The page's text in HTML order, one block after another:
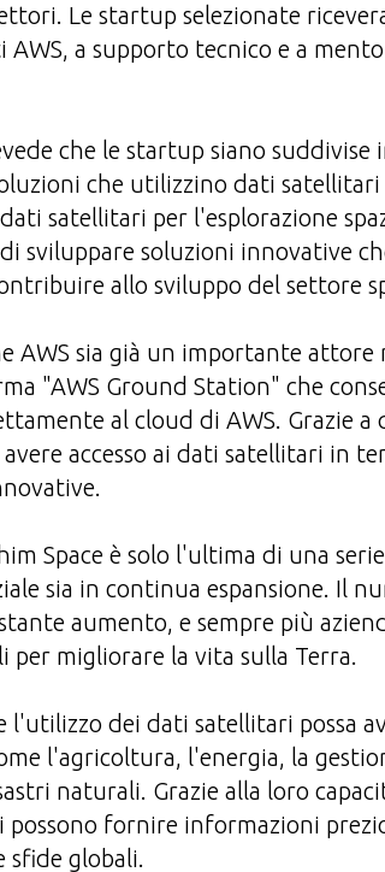
Le startup selezionate
AWS, a supporto tecnico e a
che le startup siano suddivise
che utilizzino dati satellitari
satellitari per l'esplorazione
sviluppare soluzioni innovative
allo sviluppo del settore
AWS sia già un importante attore
"AWS Ground Station" che
al cloud di AWS. Grazie a
accesso ai dati satellitari in
Space è solo l'ultima di una
sia in continua espansione. Il
aumento, e sempre più
per migliorare la vita sulla Terra.
l'utilizzo dei dati satellitari possa
l'agricoltura, l'energia, la
naturali. Grazie alla loro
fornire informazioni
sfide globali.